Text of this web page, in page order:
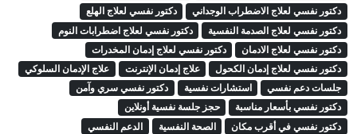
دكتور نفسي لعلاج الاضطراب الوجداني
دكتور نفسي لعلاج الهلع
دكتور نفسي لعلاج الصدمة النفسية
دكتور نفسي لعلاج اضطرابات النوم
دكتور نفسي لعلاج الادمان
دكتور نفسي لعلاج إدمان المخدرات
دكتور نفسي لعلاج إدمان الكحول
علاج إدمان الإنترنت
علاج الإدمان السلوكي
جلسات دعم نفسي
استشارات نفسية
دكتور نفسي سري وآمن
دكتور نفسي بأسعار مناسبة
حجز جلسة نفسية أونلاين
دكتور نفسي في أقرب مكان
الصحة النفسية
الدعم النفسي